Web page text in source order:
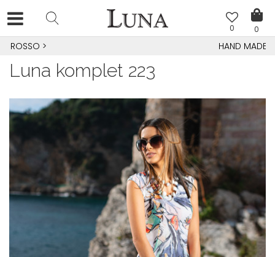
0
0
Luna komplet 223